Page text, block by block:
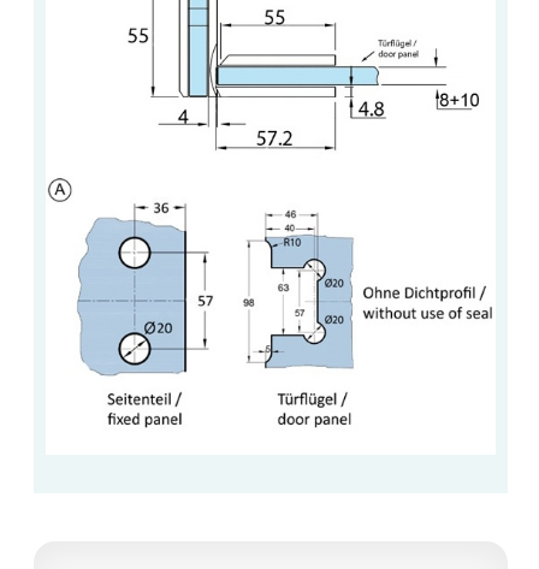
PORTE EN VERRE
GARDE CORPS EN VERRE
VERRIÈRE TYPE ATELIER
PLEXIGLAS PMMA
DOUBLE VITRAGE
ACCESSOIRES & QUINCAILLERIE
CATALOGUE DE PROFILS ET FIXATION DU